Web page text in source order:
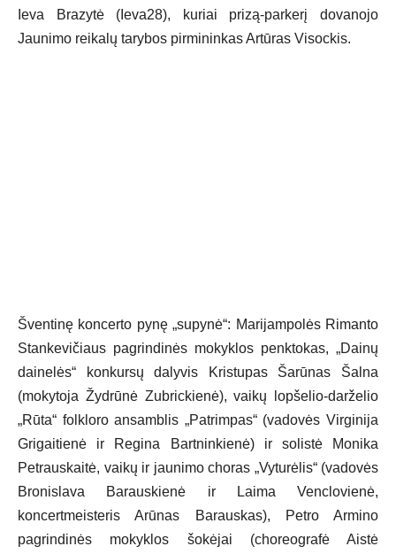
Ieva Brazytė (Ieva28), kuriai prizą-parkerį dovanojo
Jaunimo reikalų tarybos pirmininkas Artūras Visockis.
Šventinę koncerto pynę „supynė“: Marijampolės Rimanto
Stankevičiaus pagrindinės mokyklos penktokas, „Dainų
dainelės“ konkursų dalyvis Kristupas Šarūnas Šalna
(mokytoja Žydrūnė Zubrickienė), vaikų lopšelio-darželio
„Rūta“ folkloro ansamblis „Patrimpas“ (vadovės Virginija
Grigaitienė ir Regina Bartninkienė) ir solistė Monika
Petrauskaitė, vaikų ir jaunimo choras „Vyturėlis“ (vadovės
Bronislava Barauskienė ir Laima Venclovienė,
koncertmeisteris Arūnas Barauskas), Petro Armino
pagrindinės mokyklos šokėjai (choreografė Aistė